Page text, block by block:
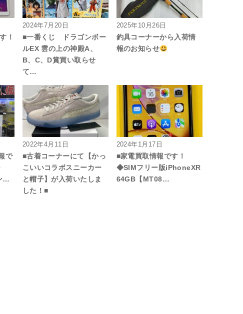
！
2024年7月20日
■一番くじ ドラゴンボー
ルEX 雲の上の神殿A、
B、C、D賞買い取らせ
て…
2025年10月26日
釣具コーナーから入荷情
報のお知らせ
で
…
2022年4月11日
■古着コーナーにて【かっ
こいいコラボスニーカー
と帽子】が入荷いたしま
した！■
2024年1月17日
■家電買取情報です！
◆SIMフリー版iPhoneXR
64GB【MT08…